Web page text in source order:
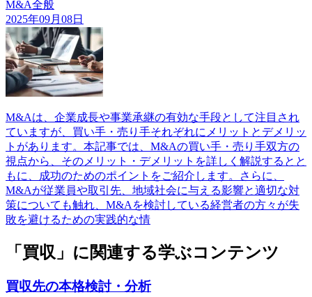
M&A全般
2025年09月08日
M&Aは、企業成長や事業承継の有効な手段として注目され
ていますが、買い手・売り手それぞれにメリットとデメリッ
トがあります。本記事では、M&Aの買い手・売り手双方の
視点から、そのメリット・デメリットを詳しく解説するとと
もに、成功のためのポイントをご紹介します。さらに、
M&Aが従業員や取引先、地域社会に与える影響と適切な対
策についても触れ、M&Aを検討している経営者の方々が失
敗を避けるための実践的な情
「買収」に関連する学ぶコンテンツ
買収先の本格検討・分析